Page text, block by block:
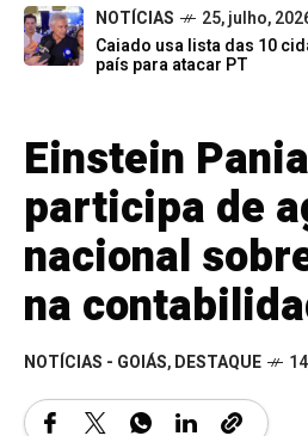
NOTÍCIAS
25, julho,
Caiado usa lista das 10
país para atacar PT
Einstein
participa de
nacional
na
NOTÍCIAS - GOIÁS,DESTAQUE